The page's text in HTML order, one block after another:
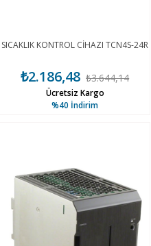
SICAKLIK KONTROL CİHAZI TCN4S-24R
₺2.186,48 ₺3.644,14
%40 İndirim
Ücretsiz Kargo